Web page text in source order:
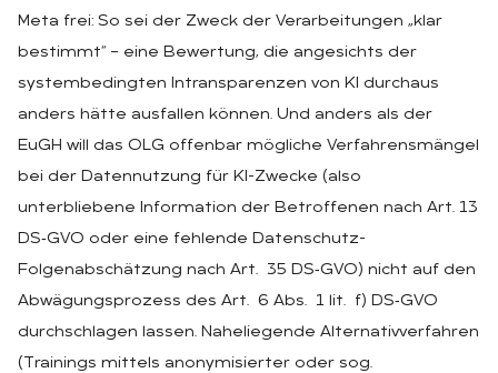
Meta frei: So sei der Zweck der Verarbeitungen „klar
bestimmt“ – eine Bewertung, die angesichts der
systembedingten Intransparenzen von KI durchaus
anders hätte ausfallen können. Und anders als der
EuGH will das OLG offenbar mögliche Verfahrensmängel
bei der Datennutzung für KI-Zwecke (also
unterbliebene Information der Betroffenen nach Art. 13
DS‑GVO oder eine fehlende Datenschutz-
Folgenabschätzung nach Art. 35 DS‑GVO) nicht auf den
Abwägungsprozess des Art. 6 Abs. 1 lit. f) DS‑GVO
durchschlagen lassen. Naheliegende Alternativverfahren
(Trainings mittels anonymisierter oder sog.